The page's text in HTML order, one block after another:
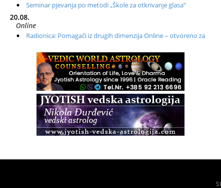
Seminar pjevanja po metodi „Škole za otkrivanje glasa“
20.08.
Online
Radionica: Pomagači iz drugih dimenzija Online – otvoreno za
Zagreb+Online
Osnovni ThetaHealing® tečaj, Zagreb i Online
Zagreb
Osnovna radionica za izscjeljivanje pranom (Basic Pranic
Healing course)
Access BARS®, otpusti stres